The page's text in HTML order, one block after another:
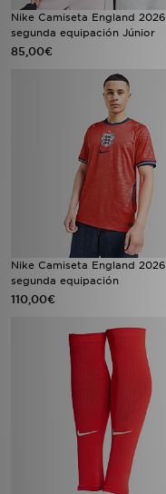
Nike Camiseta England 2026
segunda equipación Júnior
85,00€
Nike Camiseta England 2026
segunda equipación
110,00€